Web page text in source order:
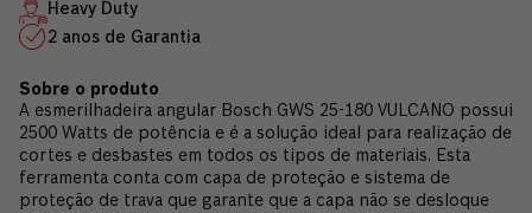
Heavy Duty
2 anos de Garantia
A esmerilhadeira angular Bosch GWS 25-180 VULCANO possui
2500 Watts de potência e é a solução ideal para realização de
cortes e desbastes em todos os tipos de materiais. Esta
ferramenta conta com capa de proteção e sistema de
proteção de trava que garante que a capa não se desloque